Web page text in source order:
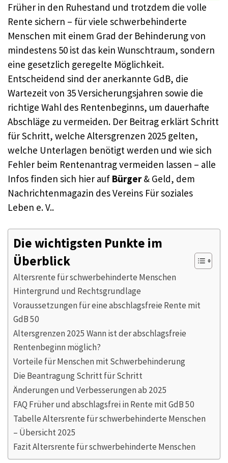
Früher in den Ruhestand und trotzdem die volle
Rente sichern – für viele schwerbehinderte
Menschen mit einem Grad der Behinderung von
mindestens 50 ist das kein Wunschtraum, sondern
eine gesetzlich geregelte Möglichkeit.
Entscheidend sind der anerkannte GdB, die
Wartezeit von 35 Versicherungsjahren sowie die
richtige Wahl des Rentenbeginns, um dauerhafte
Abschläge zu vermeiden. Der Beitrag erklärt Schritt
für Schritt, welche Altersgrenzen 2025 gelten,
welche Unterlagen benötigt werden und wie sich
Fehler beim Rentenantrag vermeiden lassen – alle
Infos finden sich hier auf Bürger& Geld, dem
Nachrichtenmagazin des Vereins Für soziales
Leben e. V..​
Die wichtigsten Punkte im
Überblick
Altersrente für schwerbehinderte Menschen
Hintergrund und Rechtsgrundlage
Voraussetzungen für eine abschlagsfreie Rente mit
GdB 50
Altersgrenzen 2025 Wann ist der abschlagsfreie
Rentenbeginn möglich?
Vorteile für Menschen mit Schwerbehinderung
Die Beantragung Schritt für Schritt
Änderungen und Verbesserungen ab 2025
FAQ Früher und abschlagsfrei in Rente mit GdB 50
Tabelle Altersrente für schwerbehinderte Menschen
– Übersicht 2025
Fazit Altersrente für schwerbehinderte Menschen